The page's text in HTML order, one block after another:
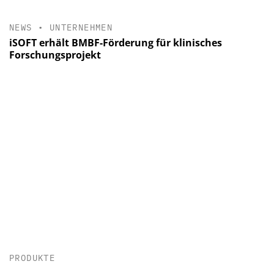
NEWS • UNTERNEHMEN
iSOFT erhält BMBF-Förderung für klinisches
Forschungsprojekt
PRODUKTE